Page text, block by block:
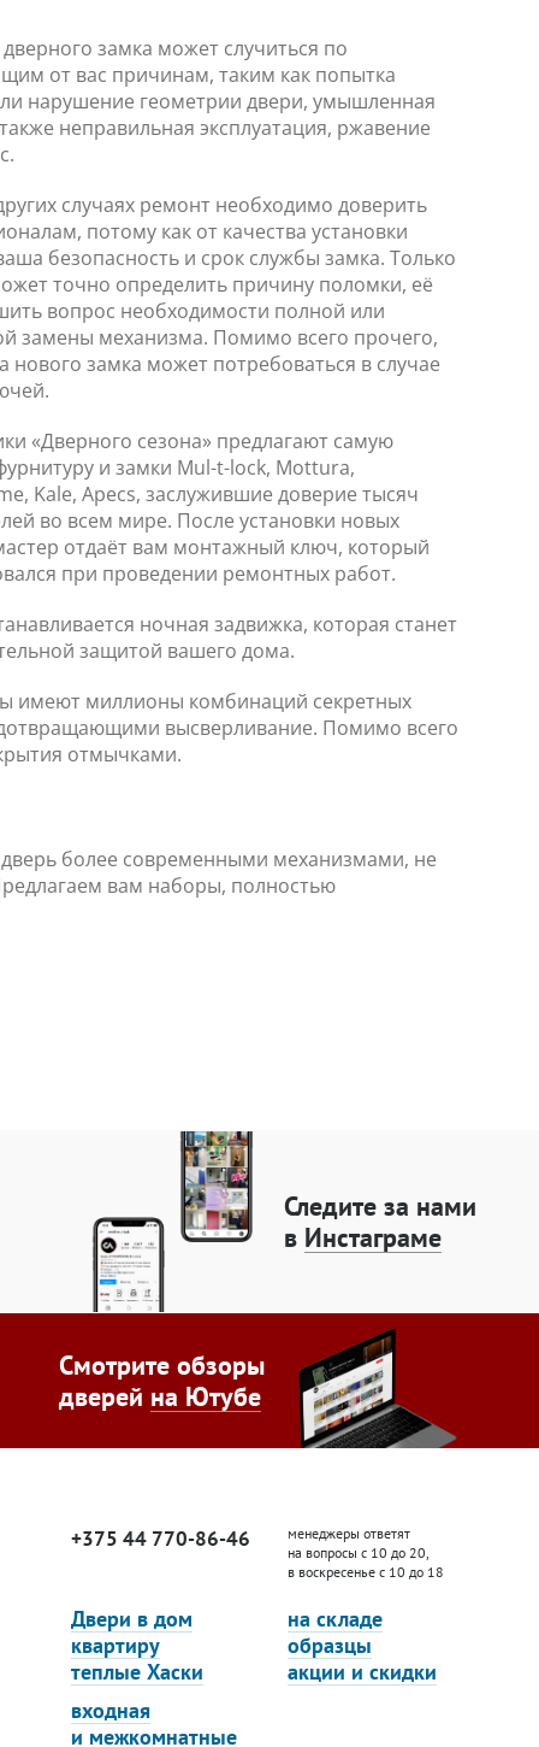
замка может случиться по
от вас причинам, таким как попытка
нарушение геометрии двери, умышленная
неправильная эксплуатация, ржавение
случаях ремонт необходимо доверить
потому как от качества установки
безопасность и срок службы замка. Только
точно определить причину поломки, её
вопрос необходимости полной или
замены механизма. Помимо всего прочего,
нового замка может потребоваться в случае
«Дверного сезона» предлагают самую
и замки Mul-t-lock, Mottura,
Kale, Apecs, заслужившие доверие тысяч
во всем мире. После установки новых
отдаёт вам монтажный ключ, который
при проведении ремонтных работ.
ночная задвижка, которая станет
защитой вашего дома.
имеют миллионы комбинаций секретных
высверливание. Помимо всего
отмычками.
более современными механизмами, не
вам наборы, полностью
Следите за нами
в Инстаграме
Смотрите обзоры
дверей на Ютубе
Двери в дом
квартиру
теплые Хаски
на складе
образцы
акции и скидки
входная
и межкомнатные
+375 44 770-86-46
менеджеры ответят
на вопросы с 10 до 20,
в воскресенье с 10 до 18